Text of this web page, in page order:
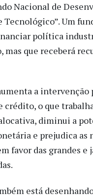
Nacional de
Um
política
mas que receberá
a intervenção
crédito, o que
diminui a
e prejudica as
favor das grandes e
está